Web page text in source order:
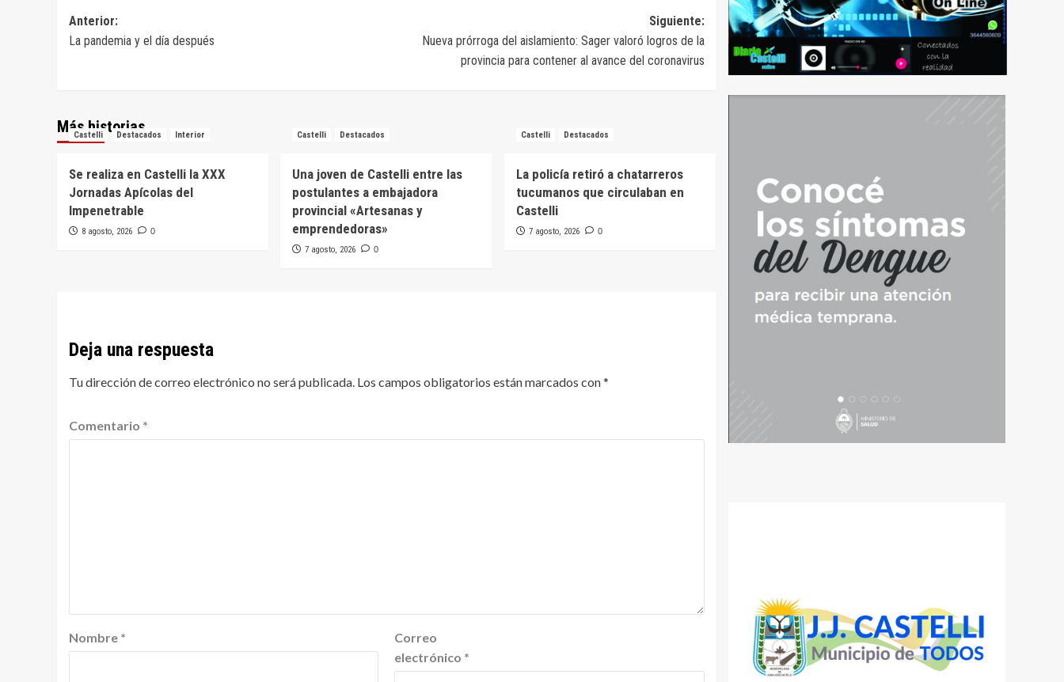
Navegación
de
Anterior:
La pandemia y el día después
Siguiente:
Nueva prórroga del aislamiento: Sager valoró logros de la
provincia para contener al avance del coronavirus
Más historias
Castelli Destacados Interior
Se realiza en Castelli la XXX
Jornadas Apícolas del
Impenetrable
8 agosto, 2026 0
Castelli Destacados
Una joven de Castelli entre las
postulantes a embajadora
provincial «Artesanas y
emprendedoras»
7 agosto, 2026 0
Castelli Destacados
La policía retiró a chatarreros
tucumanos que circulaban en
Castelli
7 agosto, 2026 0
Deja una respuesta
Tu dirección de correo electrónico no será publicada. Los campos obligatorios están marcados con*
Comentario *
Nombre *
Correo
electrónico *